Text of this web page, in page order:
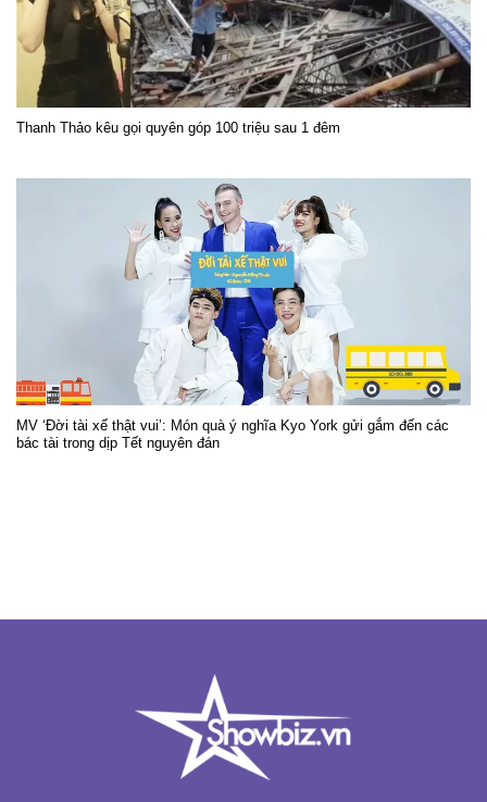
Thanh Thảo kêu gọi quyên góp 100 triệu sau 1 đêm
MV ‘Đời tài xế thật vui’: Món quà ý nghĩa Kyo York gửi gắm đến các
bác tài trong dịp Tết nguyên đán